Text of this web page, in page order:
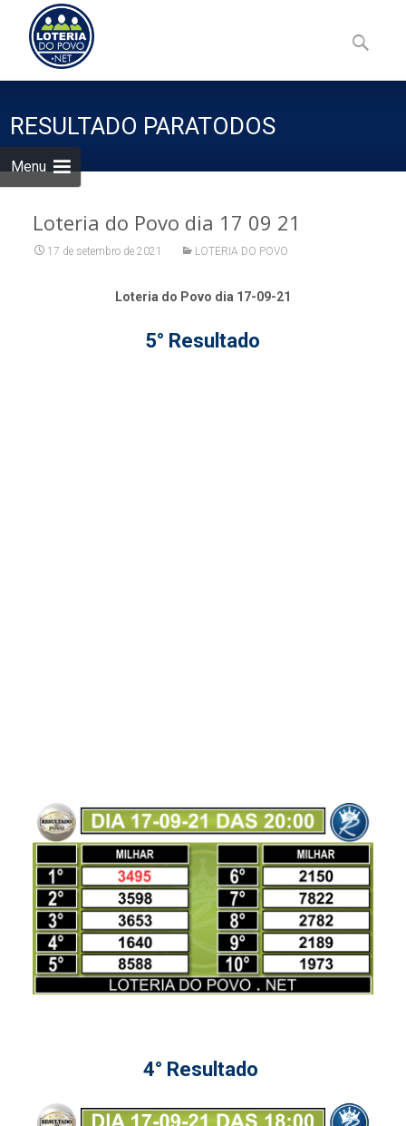
Menu
to
content
por:
RESULTADO PARATODOS
Loteria do Povo dia 17 09 21
17 de setembro de 2021 LOTERIA DO POVO
Loteria do Povo dia 17-09-21
5° Resultado
4° Resultado